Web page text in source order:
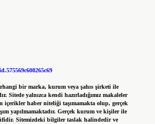
bir marka, kurum veya şahıs şirketi ile
Sitede yalnızca kendi hazırladığımız makaleler
içerikler haber niteliği taşımamakta olup, gerçek
yapılmamaktadır. Gerçek kurum ve kişiler ile
Sitemizdeki bilgiler taslak halindedir ve